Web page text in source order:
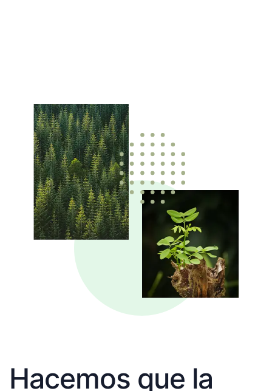
Hacemos que la